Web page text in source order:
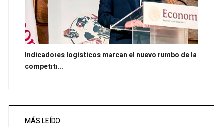
Indicadores logísticos marcan el nuevo rumbo de la
competiti...
MÁS LEÍDO